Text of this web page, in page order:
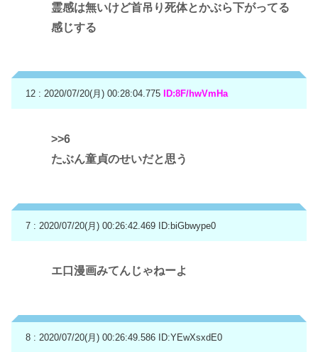
霊感は無いけど首吊り死体とかぶら下がってる
感じする
12 : 2020/07/20(月) 00:28:04.775 ID:8F/hwVmHa
>>6
たぶん童貞のせいだと思う
7 : 2020/07/20(月) 00:26:42.469 ID:biGbwype0
エ口漫画みてんじゃねーよ
8 : 2020/07/20(月) 00:26:49.586 ID:YEwXsxdE0